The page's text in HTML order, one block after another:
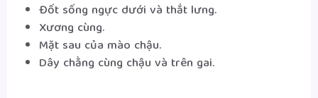
Đốt sống ngực dưới và thắt lưng.
Xương cùng.
Mặt sau của mào chậu.
Dây chằng cùng chậu và trên gai.